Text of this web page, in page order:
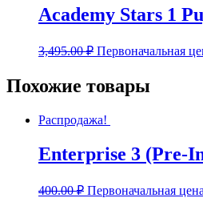
Academy Stars 1
3,495.00₽ Первоначальная
Похожие товары
Распродажа!
Enterprise 3 (Pre-
400.00₽ Первоначальная